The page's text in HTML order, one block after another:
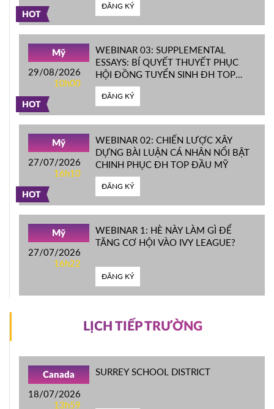
HOT
ĐĂNG KÝ
HOT
Mỹ
29/08/2026
10h00
WEBINAR 03: SUPPLEMENTAL
ESSAYS: BÍ QUYẾT THUYẾT PHỤC
HỘI ĐỒNG TUYỂN SINH ĐH TOP
ĐẦU MỸ
ĐĂNG KÝ
HOT
Mỹ
27/07/2026
16h10
WEBINAR 02: CHIẾN LƯỢC XÂY
DỰNG BÀI LUẬN CÁ NHÂN NỔI BẬT
CHINH PHỤC ĐH TOP ĐẦU MỸ
ĐĂNG KÝ
Mỹ
27/07/2026
16h22
WEBINAR 1: HÈ NÀY LÀM GÌ ĐỂ
TĂNG CƠ HỘI VÀO IVY LEAGUE?
ĐĂNG KÝ
LỊCH TIẾP TRƯỜNG
Canada
18/07/2026
13h59
SURREY SCHOOL DISTRICT